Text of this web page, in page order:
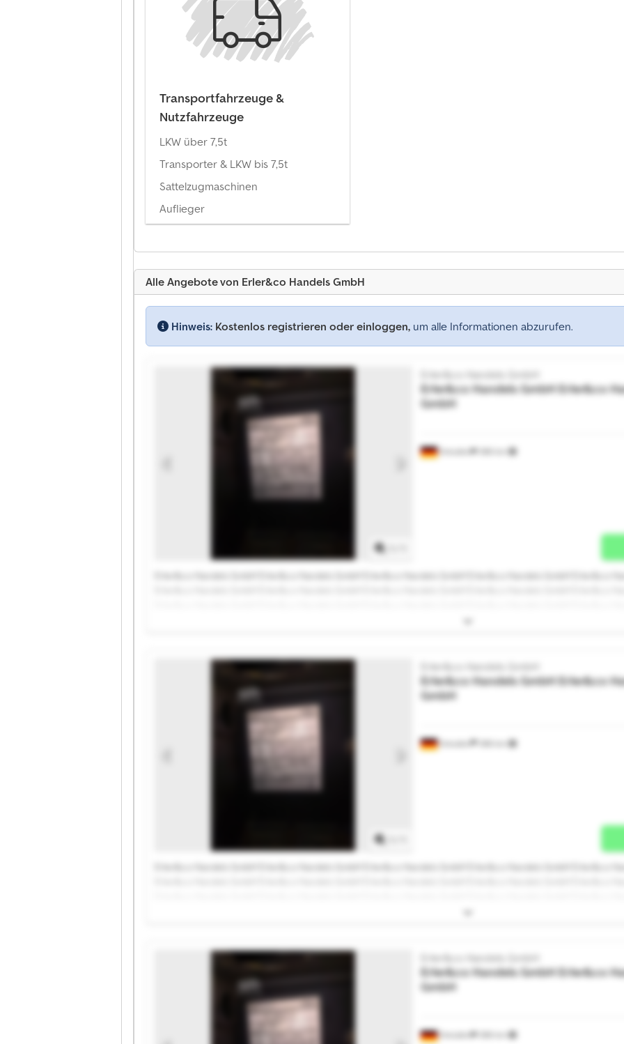
Transportfahrzeuge &
Nutzfahrzeuge
LKW über 7,5t
Transporter & LKW bis 7,5t
Sattelzugmaschinen
Auflieger
Alle Angebote von Erler&co Handels GmbH
Hinweis: Kostenlos registrieren oder einloggen, um alle Informationen abzurufen.
Dresden
Erler&co Handels GmbH
Erler&co Handels GmbHErler&co
GmbH
Dresden
Erler&co Handels GmbH
Erler&co Handels GmbHErler&co
GmbH
Dresden
Erler&co Handels GmbH
Erler&co Handels GmbHErler&co
GmbH